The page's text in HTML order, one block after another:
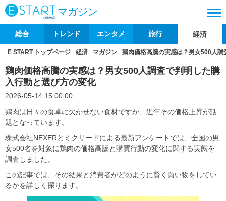
マガジン
総合 トレンド エンタメ 旅行 経済
E START トップページ 経済 マガジン 鶏肉価格高騰の実感は？男女500人
鶏肉価格高騰の実感は？男女500人調査で判明した購
入行動と選び方の変化
2026-05-14 15:00:00
鶏肉は日々の食卓に欠かせない食材ですが、近年その価格上昇が話
題となっています。
株式会社NEXERとミクリードによる最新アンケートでは、全国の男
女500名を対象に鶏肉の価格高騰と購買行動の変化に関する実態を
調査しました。
この記事では、その結果と消費者がどのように賢く買い物をしてい
るかを詳しく探ります。